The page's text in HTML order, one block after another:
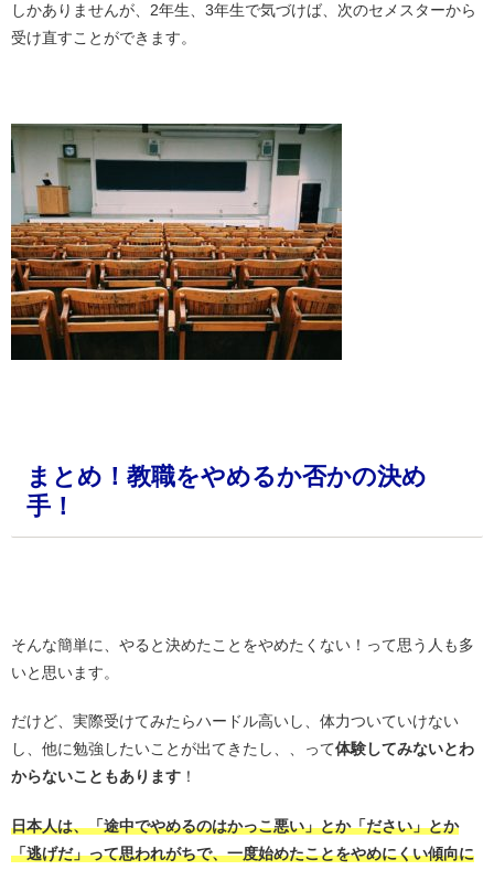
しかありませんが、2年生、3年生で気づけば、次のセメスターから
受け直すことができます。
まとめ！教職をやめるか否かの決め
手！
そんな簡単に、やると決めたことをやめたくない！って思う人も多
いと思います。
だけど、実際受けてみたらハードル高いし、体力ついていけない
し、他に勉強したいことが出てきたし、、って体験してみないとわ
からないこともあります ！
日本人は、「途中でやめるのはかっこ悪い」とか「ださい」とか
「逃げだ」って思われがちで、一度始めたことをやめにくい傾向に